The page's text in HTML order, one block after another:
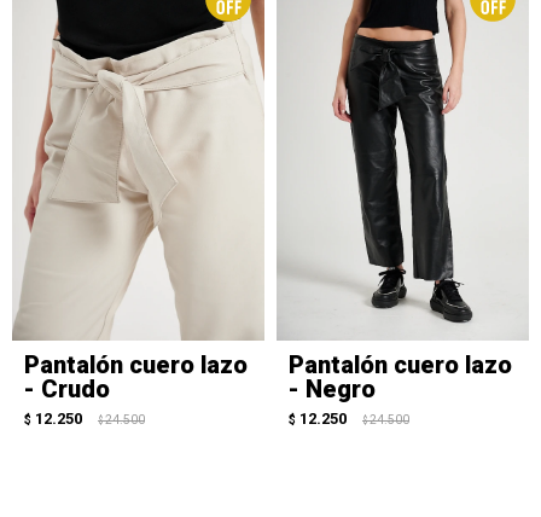
Pantalón cuero lazo
- Crudo
$ 12.250 $ 24.500
Pantalón cuero lazo
- Negro
$ 12.250 $ 24.500